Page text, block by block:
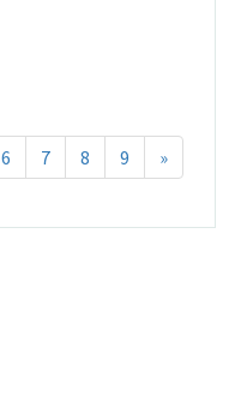
6 7 8 9 »